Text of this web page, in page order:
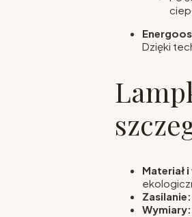
Dzięki
Materiał
Zasilanie:
Wymiary: